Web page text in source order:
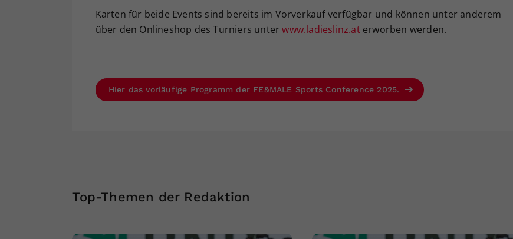
Karten für beide Events sind bereits im Vorverkauf verfügbar und können unter anderem
über den Onlineshop des Turniers unterwww.ladieslinz.aterworben werden.
Hier das vorläufige Programm der FE&MALE Sports Conference 2025.
Top-Themen der Redaktion